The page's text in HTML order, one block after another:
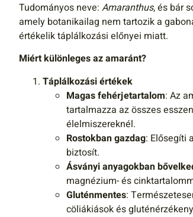
Tudományos neve: Amaranthus, és bár
amely botanikailag nem tartozik a
értékelik táplálkozási előnyei miatt.
Miért különleges az amaránt?
Táplálkozási értékek
Magas fehérjetartalom: Az
tartalmazza az összes
élelmiszereknél.
Rostokban gazdag: Elősegíti
biztosít.
Ásványi anyagokban
magnézium- és
Gluténmentes:
cöliákiások és